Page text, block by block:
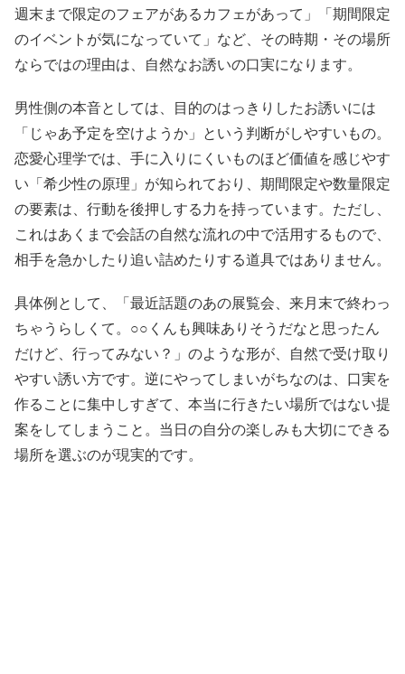
週末まで限定のフェアがあるカフェがあって」「期間限定
のイベントが気になっていて」など、その時期・その場所
ならではの理由は、自然なお誘いの口実になります。
男性側の本音としては、目的のはっきりしたお誘いには
「じゃあ予定を空けようか」という判断がしやすいもの。
恋愛心理学では、手に入りにくいものほど価値を感じやす
い「希少性の原理」が知られており、期間限定や数量限定
の要素は、行動を後押しする力を持っています。ただし、
これはあくまで会話の自然な流れの中で活用するもので、
相手を急かしたり追い詰めたりする道具ではありません。
具体例として、「最近話題のあの展覧会、来月末で終わっ
ちゃうらしくて。○○くんも興味ありそうだなと思ったん
だけど、行ってみない？」のような形が、自然で受け取り
やすい誘い方です。逆にやってしまいがちなのは、口実を
作ることに集中しすぎて、本当に行きたい場所ではない提
案をしてしまうこと。当日の自分の楽しみも大切にできる
場所を選ぶのが現実的です。